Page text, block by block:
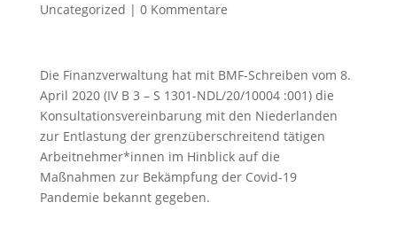
Uncategorized | 0 Kommentare
Die Finanzverwaltung hat mit BMF-Schreiben vom 8.
April 2020 (IV B 3 – S 1301-NDL/20/10004 :001) die
Konsultationsvereinbarung mit den Niederlanden
zur Entlastung der grenzüberschreitend tätigen
Arbeitnehmer*innen im Hinblick auf die
Maßnahmen zur Bekämpfung der Covid-19
Pandemie bekannt gegeben.